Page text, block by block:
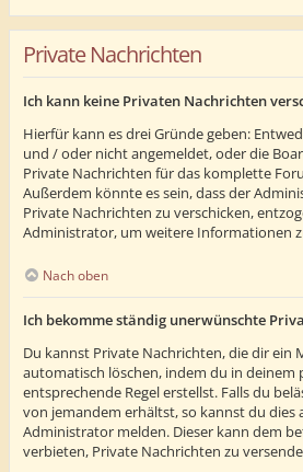
Private Nachrichten
Ich kann keine Privaten Nachrichten
Hierfür kann es drei Gründe geben:
und / oder nicht angemeldet, oder die
Private Nachrichten für das komplette
Außerdem könnte es sein, dass der
Private Nachrichten zu verschicken,
Administrator, um weitere Informationen
Nach oben
Ich bekomme ständig unerwünschte
Du kannst Private Nachrichten, die dir ein
automatisch löschen, indem du in deinem
entsprechende Regel erstellst. Falls du
von jemandem erhältst, so kannst du dies
Administrator melden. Dieser kann dem
verbieten, Private Nachrichten zu